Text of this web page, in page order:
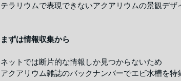
テラリウムで表現できないアクアリウムの景観デ
まずは情報収集から
ネットでは断片的な情報しか見つからないため
アクアリウム雑誌のバックナンバーでエビ水槽を